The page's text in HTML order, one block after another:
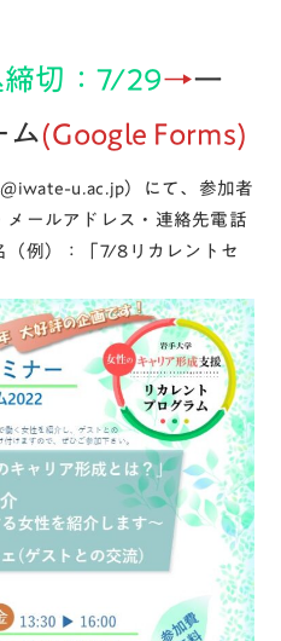
締切：7/29→一
ム(Google Forms)
u.ac.jp）にて、参加者
ールアドレス・連絡先電話
例）：「7/8リカレントセ